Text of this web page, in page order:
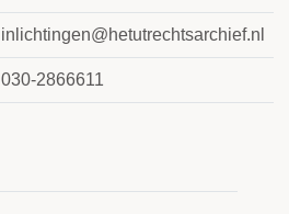
inlichtingen@hetutrechtsarchief.nl
030-2866611